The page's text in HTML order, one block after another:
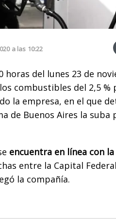
a las 10:22
horas del lunes 23 de
combustibles del 2,5 %
la empresa, en el que
de Buenos Aires la suba
encuentra en línea con
entre la Capital
la compañía.